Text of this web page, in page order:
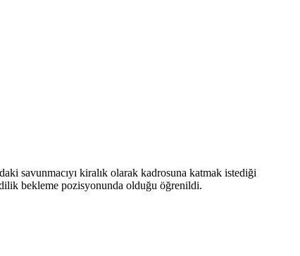
savunmacıyı kiralık olarak kadrosuna katmak istediği
bekleme pozisyonunda olduğu öğrenildi.